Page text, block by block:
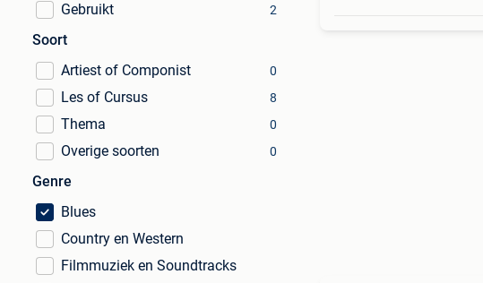
Gebruikt 2
Soort
Artiest of Componist
0
Les of Cursus 8
Thema 0
Overige soorten 0
Genre
Blues
Country en Western
Filmmuziek en Soundtracks